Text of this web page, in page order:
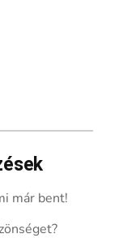
már bent!